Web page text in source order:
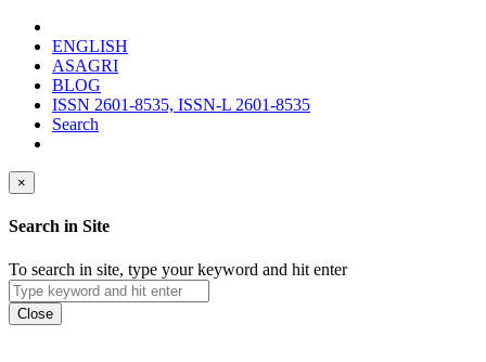
ENGLISH
ASAGRI
BLOG
ISSN 2601-8535, ISSN-L 2601-8535
Search
×
Search in Site
To search in site, type your keyword and hit enter
Close